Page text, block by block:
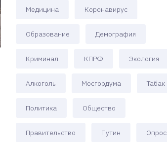
Медицина Коронавирус
Образование Демография
Криминал КПРФ Экология
Алкоголь Мосгордума Табак
Политика Общество
Правительство Путин Опрос